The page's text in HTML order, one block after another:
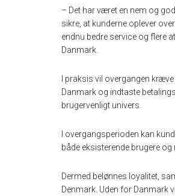
– Det har været en nem og
sikre, at kunderne oplever
endnu bedre service og flere
Danmark.
I praksis vil overgangen
Danmark og indtaste
brugervenligt univers.
I overgangsperioden kan
både eksisterende brugere og
Dermed belønnes loyalitet,
Denmark. Uden for Danmark